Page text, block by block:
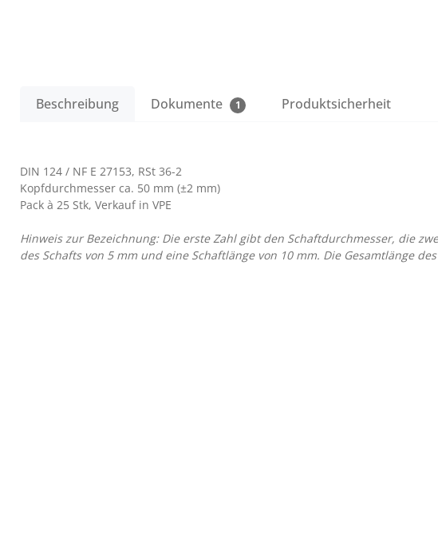
Beschreibung Dokumente 1 Produktsicherheit
DIN 124 / NF E 27153, RSt 36-2
Kopfdurchmesser ca. 50 mm (±2 mm)
Pack à 25 Stk, Verkauf in VPE
Hinweis zur Bezeichnung: Die erste Zahl gibt den Schaftdurchmesser, die
des Schafts von 5 mm und eine Schaftlänge von 10 mm. Die Gesamtlänge